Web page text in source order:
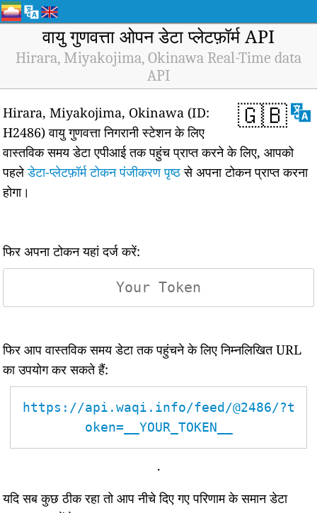
वायु गुणवत्ता ओपन डेटा प्लेटफ़ॉर्म API
Hirara, Miyakojima, Okinawa Real-Time data
API
🇬🇧
Hirara, Miyakojima, Okinawa (ID:
H2486) वायु गुणवत्ता निगरानी स्टेशन के लिए
वास्तविक समय डेटा एपीआई तक पहुंच प्राप्त करने के लिए, आपको
पहलेडेटा-प्लेटफ़ॉर्म टोकन पंजीकरण पृष्ठसे अपना टोकन प्राप्त करना
होगा।
फिर अपना टोकन यहां दर्ज करें:
फिर आप वास्तविक समय डेटा तक पहुंचने के लिए निम्नलिखित URL
का उपयोग कर सकते हैं:
https://api.waqi.info/feed/@2486/?t
oken=__YOUR_TOKEN__
.
यदि सब कुछ ठीक रहा तो आप नीचे दिए गए परिणाम के समान डेटा